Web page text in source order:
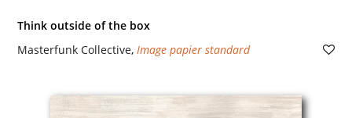
Think outside of the box
Masterfunk Collective, Image papier standard